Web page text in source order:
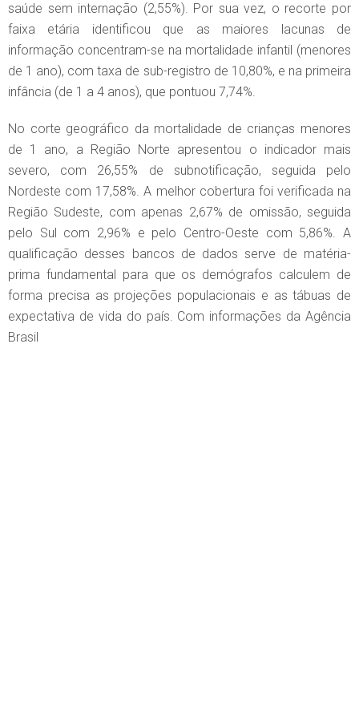
saúde sem internação (2,55%). Por sua vez, o recorte por
faixa etária identificou que as maiores lacunas de
informação concentram-se na mortalidade infantil (menores
de 1 ano), com taxa de sub-registro de 10,80%, e na primeira
infância (de 1 a 4 anos), que pontuou 7,74%.
No corte geográfico da mortalidade de crianças menores
de 1 ano, a Região Norte apresentou o indicador mais
severo, com 26,55% de subnotificação, seguida pelo
Nordeste com 17,58%. A melhor cobertura foi verificada na
Região Sudeste, com apenas 2,67% de omissão, seguida
pelo Sul com 2,96% e pelo Centro-Oeste com 5,86%. A
qualificação desses bancos de dados serve de matéria-
prima fundamental para que os demógrafos calculem de
forma precisa as projeções populacionais e as tábuas de
expectativa de vida do país. Com informações da Agência
Brasil